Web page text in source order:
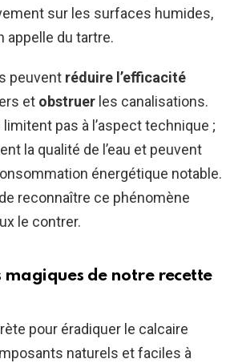
sur les surfaces humides,
appelle du tartre.
peuvent réduire l’efficacité
et obstruer les canalisations.
pas à l’aspect technique ;
la qualité de l’eau et peuvent
énergétique notable.
reconnaître ce phénomène
le contrer.
magiques de notre recette
pour éradiquer le calcaire
naturels et faciles à